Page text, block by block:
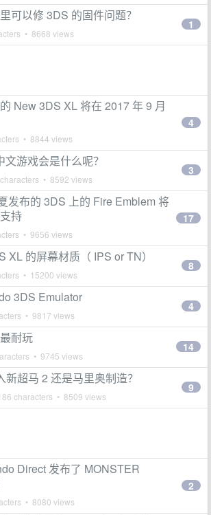
可以修 3DS 的固件问题？
• 8668 views
1
New 3DS XL 将在 2017 年 9 月
• 8844 views
4
游戏会是什么呢？
• 8592 views
3
发布的 3DS 上的 Fire Emblem 将
持
• 9656 views
17
XL 的屏幕材质（ IPS or TN）
• 15200 views
8
3DS Emulator
• 9817 views
4
耐玩
• 9745 views
14
超马 2 还是马里奥制造？
characters • 8509 views
9
Direct 发布了 MONSTER
• 8080 views
2